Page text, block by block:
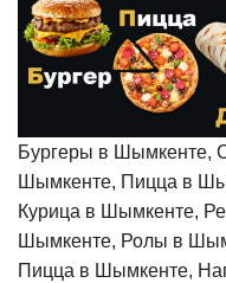
Бургеры в Шымкенте,
Шымкенте, Пицца в
Курица в Шымкенте,
Шымкенте, Ролы в
Пицца в Шымкенте,